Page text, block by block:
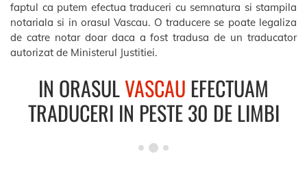
faptul ca putem efectua traduceri cu semnatura si stampila
notariala si in orasul Vascau. O traducere se poate legaliza
de catre notar doar daca a fost tradusa de un traducator
autorizat de Ministerul Justitiei.
IN ORASULVASCAU EFECTUAM
TRADUCERI IN PESTE 30 DE LIMBI